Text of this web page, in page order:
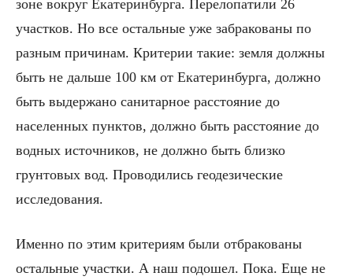
зоне вокруг Екатеринбурга. Перелопатили 26
участков. Но все остальные уже забракованы по
разным причинам. Критерии такие: земля должны
быть не дальше 100 км от Екатеринбурга, должно
быть выдержано санитарное расстояние до
населенных пунктов, должно быть расстояние до
водных источников, не должно быть близко
грунтовых вод. Проводились геодезические
исследования.
Именно по этим критериям были отбракованы
остальные участки. А наш подошел. Пока. Еще не